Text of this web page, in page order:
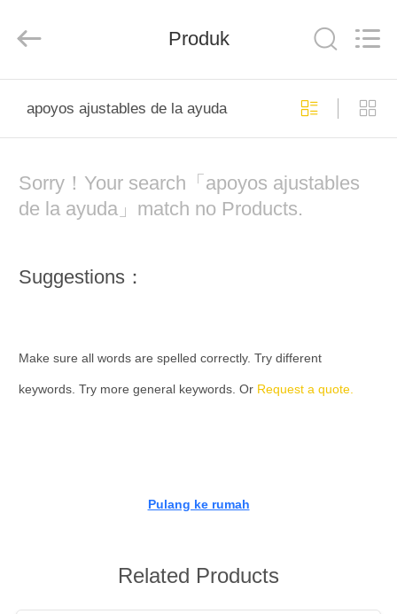
TENTANG
TUR
KUALITAS
PENAWARAN
System
Rights
Produk
apoyos ajustables de la ayuda
Sorry！Your search「apoyos ajustables
de la ayuda」match no Products.
Suggestions：
Make sure all words are spelled correctly. Try different
keywords. Try more general keywords. Or Request a quote.
Pulang ke rumah
Related Products